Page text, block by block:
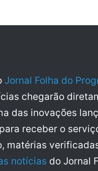
Jornal Folha do
chegarão
das inovações
receber o
matérias
notícias do Jornal